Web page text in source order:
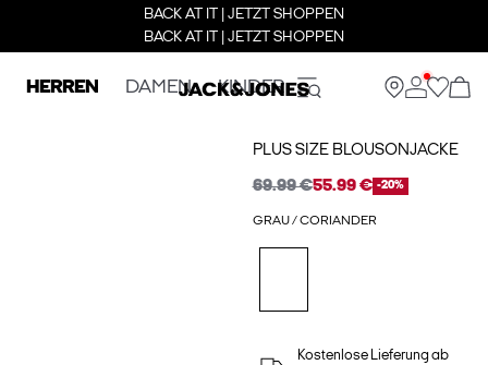
BACK AT IT | JETZT SHOPPEN
BACK AT IT | JETZT SHOPPEN
HERREN DAMEN KINDER
PLUS SIZE BLOUSONJACKE
69.99 €55.99 € -20%
GRAU / CORIANDER
Kostenlose Lieferung ab